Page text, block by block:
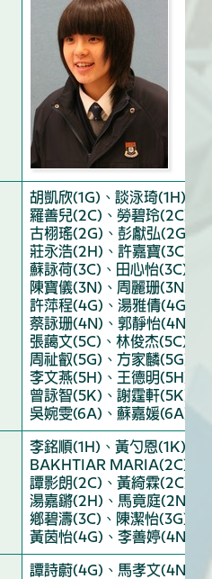
胡凱欣(1G)、談泳琦(1H)、
羅善兒(2C)、勞碧玲(2C)、
古栩瑤(2G)、彭獻弘(2G)、
莊永浩(2H)、許嘉寶(3C)、
蘇詠荷(3C)、田心怡(3C)、
陳寶儀(3N)、周麗珊(3N)、
許萍程(4G)、湯雅倩(4G)
蔡詠珊(4N)、郭靜怡(4N)、
張藹文(5C)、林俊杰(5C)、
周祉叡(5G)、方家麟(5G)、
李文燕(5H)、王德明(5H)、
曾詠智(5K)、謝霆軒(5K)、
吳婉雯(6A)、蘇嘉媛(6A)、
李銘順(1H)、黃勺恩(1K)、
BAKHTIAR MARIA(2C)、
譚影朗(2C)、黃綺霖(2C)、
湯嘉鏘(2H)、馬竟庭(2N)、
鄉碧濤(3C)、陳潔怡(3G)、
黃茵怡(4G)、李善婷(4N)、
譚詩蔚(4G)、馬孝文(4N)、